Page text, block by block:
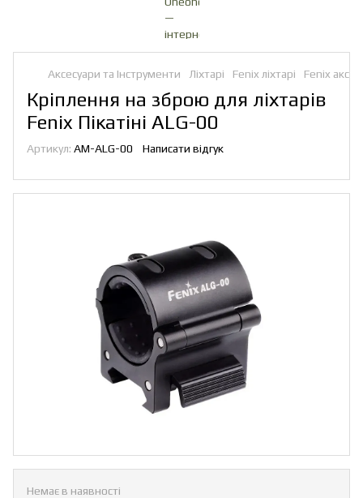
Аксесуари та Інструменти Ліхтарі Fenix ліхтарі Fenix
Кріплення на зброю для ліхтарів
Fenix Пікатіні ALG-00
Артикул: AM-ALG-00 Написати відгук
Немає в наявності